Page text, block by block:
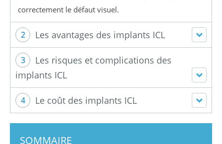
correctement le défaut visuel.
2 Les avantages des implants ICL
3
Les risques et complications des
implants ICL
4 Le coût des implants ICL
SOMMAIRE